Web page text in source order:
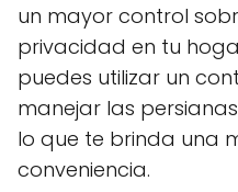
un mayor control
privacidad en tu
puedes utilizar un
manejar las
lo que te brinda una
conveniencia.